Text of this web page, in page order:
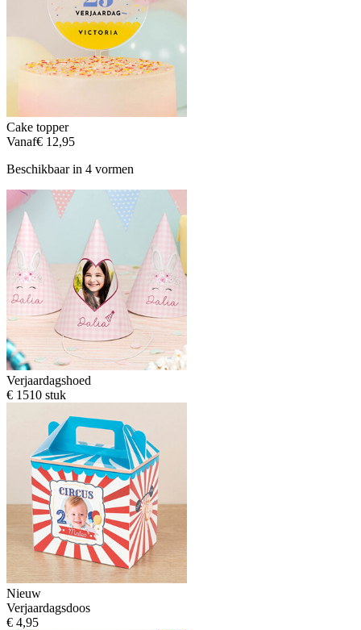
Cake topper
Vanaf€ 12,95
Beschikbaar in 4 vormen
Verjaardagshoed
€ 1510 stuk
Nieuw
Verjaardagsdoos
€ 4,95